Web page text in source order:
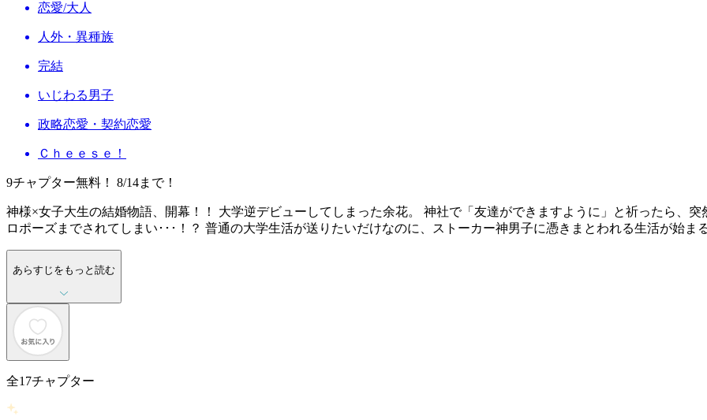
恋愛/大人
人外・異種族
完結
いじわる男子
政略恋愛・契約恋愛
Ｃｈｅｅｓｅ！
9チャプター無料！ 8/14まで！
神様×女子大生の結婚物語、開幕！！ 大学逆デビューしてしまった余花。 神社で「友達ができますように」と祈ったら、
ロポーズまでされてしまい･･･！？ 普通の大学生活が送りたいだけなのに、ストーカー神男子に憑きまとわれる生活が始ま
あらすじをもっと読む
全17チャプター